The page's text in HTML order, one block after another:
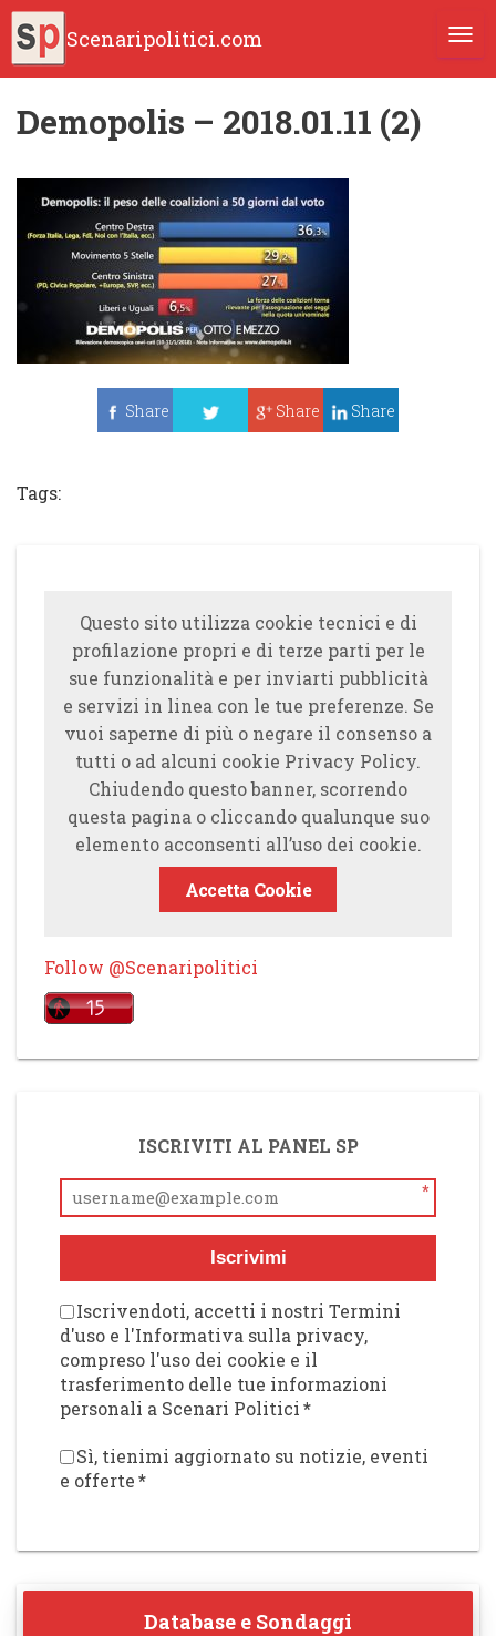
Scenaripolitici.com
Demopolis – 2018.01.11 (2)
Share
Share Share
Tags:
Questo sito utilizza cookie tecnici e di
profilazione propri e di terze parti per le
sue funzionalità e per inviarti pubblicità
e servizi in linea con le tue preferenze. Se
vuoi saperne di più o negare il consenso a
tutti o ad alcuni cookie Privacy Policy.
Chiudendo questo banner, scorrendo
questa pagina o cliccando qualunque suo
elemento acconsenti all’uso dei cookie.
Accetta Cookie
Follow @Scenaripolitici
ISCRIVITI AL PANEL SP
*
Iscrivimi
Iscrivendoti, accetti i nostri Termini
d'uso e l'Informativa sulla privacy,
compreso l'uso dei cookie e il
trasferimento delle tue informazioni
personali a Scenari Politici*
Sì, tienimi aggiornato su notizie, eventi
e offerte*
Database e Sondaggi